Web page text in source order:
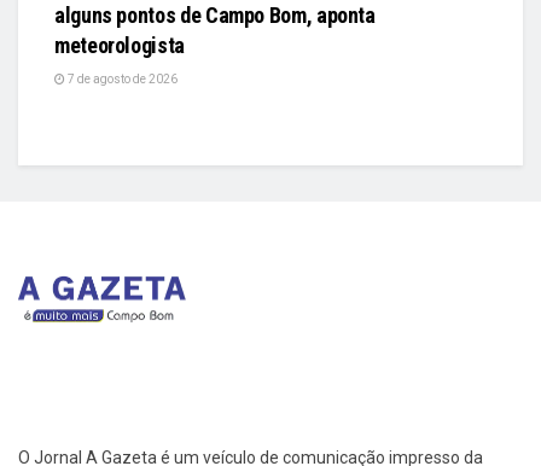
alguns pontos de Campo Bom, aponta
meteorologista
7 de agosto de 2026
O Jornal A Gazeta é um veículo de comunicação impresso da